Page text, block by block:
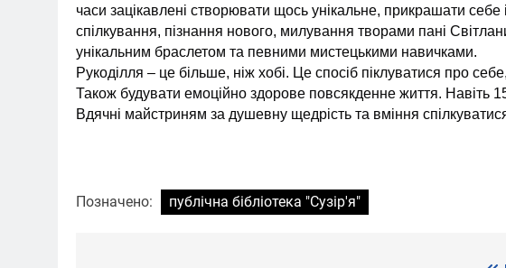
часи зацікавлені створювати щось унікальне, прикрашати
спілкування, пізнання нового, милування творами пані
унікальним браслетом та певними мистецькими навичками.
Рукоділля – це більше, ніж хобі. Це спосіб піклуватися про
Також будувати емоційно здорове повсякденне життя. Навіть
Вдячні майстриням за душевну щедрість та вміння
Позначено: публічна бібліотека "Сузір'я"